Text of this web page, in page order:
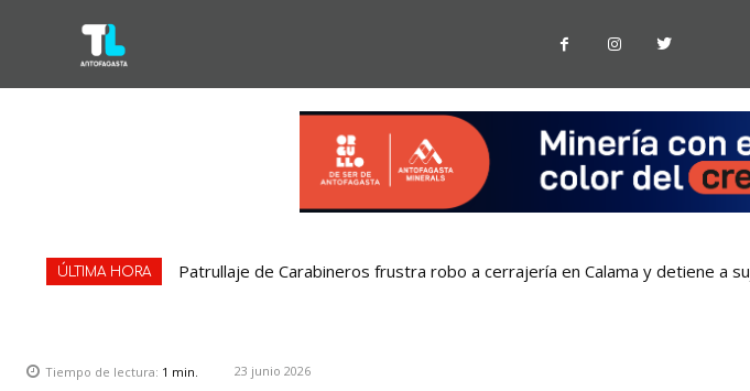
ÚLTIMA HORA Patrullaje de Carabineros frustra robo a cerrajería en Calama y detiene a
Tiempo de lectura: 1 min. 23 junio 2026